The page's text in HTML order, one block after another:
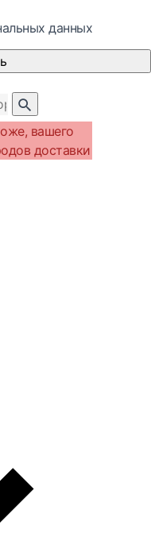
данных
вашего
доставки